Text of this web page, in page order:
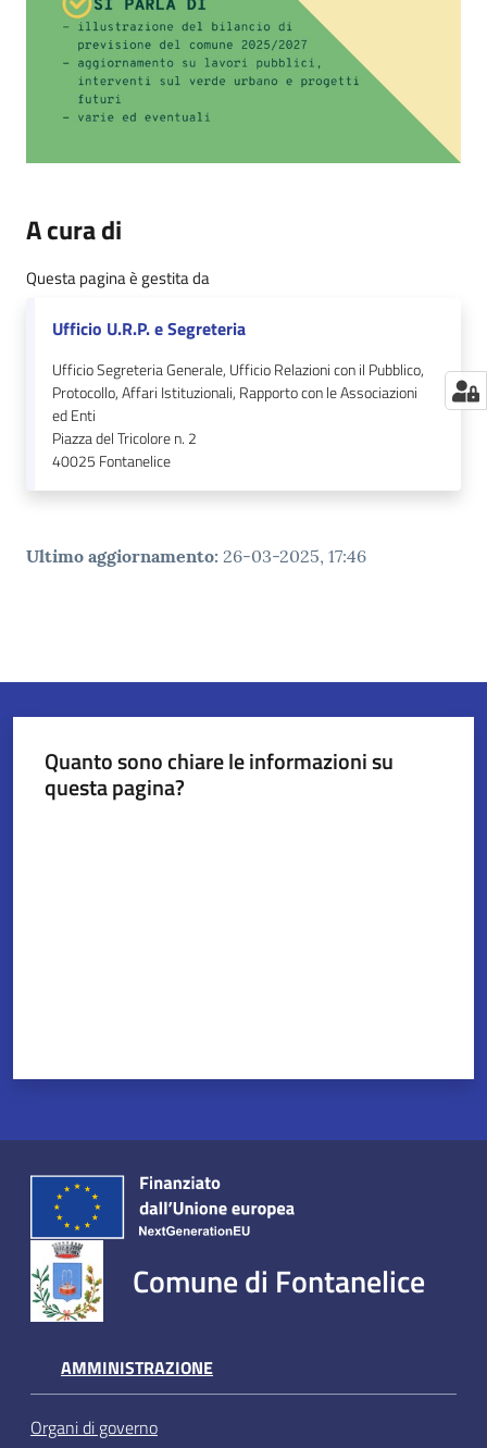
A cura di
Questa pagina è gestita da
Ufficio U.R.P. e Segreteria
Ufficio Segreteria Generale, Ufficio Relazioni con il Pubblico,
Protocollo, Affari Istituzionali, Rapporto con le Associazioni
ed Enti
Piazza del Tricolore n. 2
40025 Fontanelice
Ultimo aggiornamento: 26-03-2025, 17:46
Quanto sono chiare le informazioni su
questa pagina?
Comune di Fontanelice
AMMINISTRAZIONE
Organi di governo